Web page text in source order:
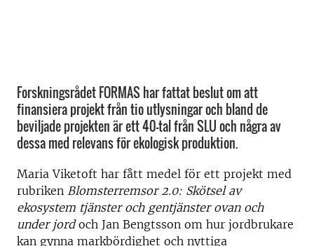
Forskningsrådet FORMAS har fattat beslut om att
finansiera projekt från tio utlysningar och bland de
beviljade projekten är ett 40-tal från SLU och några av
dessa med relevans för ekologisk produktion.
Maria Viketoft har fått medel för ett projekt med
rubriken Blomsterremsor 2.0: Skötsel av
ekosystem tjänster och gentjänster ovan och
under jordoch Jan Bengtsson om hur jordbrukare
kan gynna markbördighet och nyttiga